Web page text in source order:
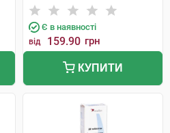
Індастріз
Є в наявності
від 159.90 грн
КУПИТИ